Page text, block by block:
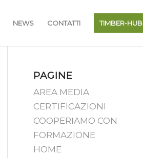
NEWS CONTATTI TIMBER-HUB
PAGINE
AREA MEDIA
CERTIFICAZIONI
COOPERIAMO CON
FORMAZIONE
HOME